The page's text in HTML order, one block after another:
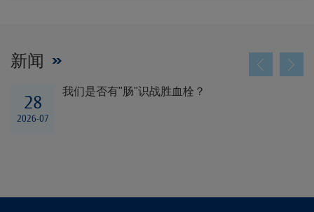
新闻
28
2026-07
我们是否有"肠"识战胜血栓？